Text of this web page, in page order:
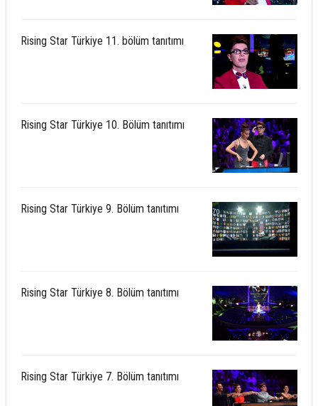
Rising Star Türkiye 11. bölüm tanıtımı
Rising Star Türkiye 10. Bölüm tanıtımı
Rising Star Türkiye 9. Bölüm tanıtımı
Rising Star Türkiye 8. Bölüm tanıtımı
Rising Star Türkiye 7. Bölüm tanıtımı